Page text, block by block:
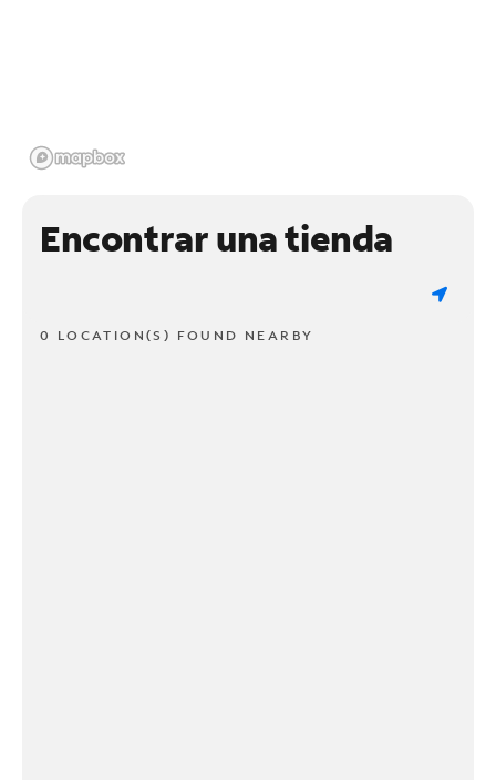
Encontrar una tienda
0 LOCATION(S) FOUND NEARBY